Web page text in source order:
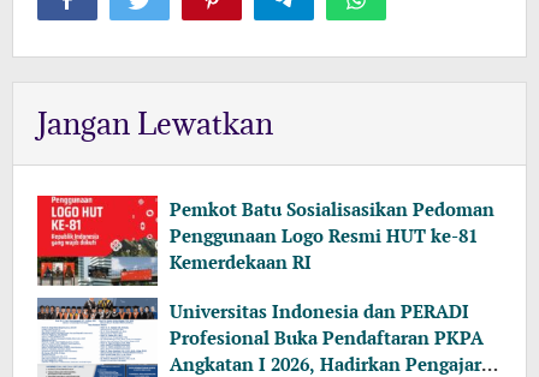
Jangan Lewatkan
Pemkot Batu Sosialisasikan Pedoman
Penggunaan Logo Resmi HUT ke-81
Kemerdekaan RI
Universitas Indonesia dan PERADI
Profesional Buka Pendaftaran PKPA
Angkatan I 2026, Hadirkan Pengajar